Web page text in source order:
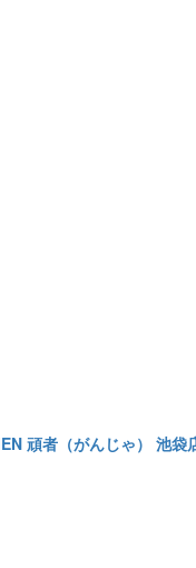
頑者（がんじゃ） 池袋